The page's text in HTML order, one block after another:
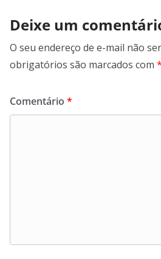
Deixe um
O seu endereço de e-mail não
obrigatórios são marcados com *
Comentário *